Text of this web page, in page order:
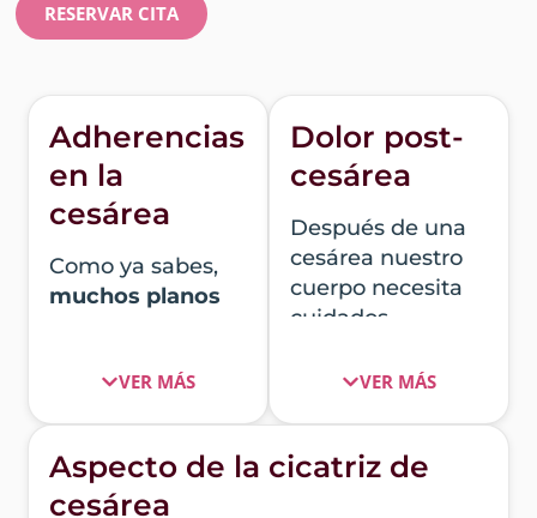
RESERVAR CITA
Adherencias
en la
cesárea
Como ya sabes,
muchos planos
parto por cesárea,
cuatro capas de
músculo y el
VER MÁS
Dolor post-
cesárea
Después de una
cesárea nuestro
cuerpo necesita
cuidados
recuperarse.
La recuperación
de un parto por
cesárea es un
VER MÁS
Aspecto de la cicatriz de
cesárea